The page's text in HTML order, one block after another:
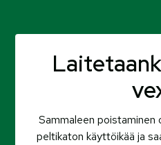
Sammaleen poistaminen
peltikaton käyttöikää ja